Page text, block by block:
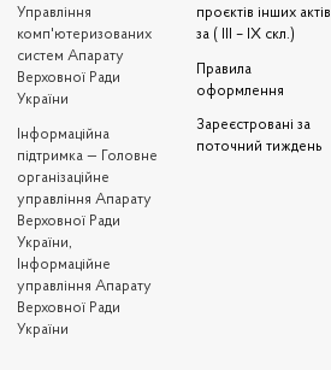
Управління
комп'ютеризованих
систем Апарату
Верховної Ради
України
Iнформаційна
підтримка — Головне
організаційне
управління Апарату
Верховної Ради
України,
Інформаційне
управління Апарату
Верховної Ради
України
проєктів інших актів
за ( III – IX скл.)
Правила
оформлення
Зареєстровані за
поточний тиждень